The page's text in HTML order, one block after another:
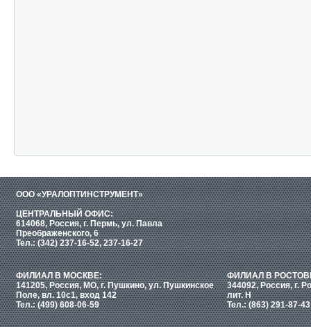
ООО «УРАЛОПТИНСТРУМЕНТ»
ЦЕНТРАЛЬНЫЙ ОФИС:
614068, Россия, г. Пермь, ул. Павла
Преображенского, 6
Тел.: (342) 237-16-52, 237-16-27
ФИЛИАЛ В МОСКВЕ:
141205, Россия, МО, г. Пушкино, ул. Пушкинское
Поле, вл. 10с1, вход 142
Тел.: (499) 608-06-59
ФИЛИАЛ В
344092, Россия, г.
лит. Н
Тел.: (863) 291-87-43